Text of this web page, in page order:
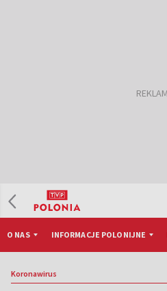
O NAS INFORMACJE POLONIJNE
Koronawirus